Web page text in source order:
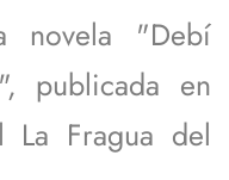
novela "Debí
publicada en
Fragua del